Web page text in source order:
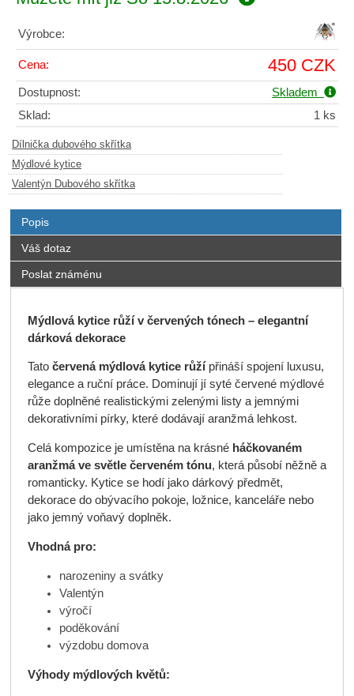
Výrobce:
Cena: 450 CZK
Dostupnost:
Skladem
Sklad:
1 ks
Dílnička dubového skřítka
Mýdlové kytice
Valentýn Dubového skřítka
Popis
Váš dotaz
Poslat známénu
Mýdlová kytice růží v červených tónech – elegantní
dárková dekorace
Tato červená mýdlová kytice růžípřináší spojení luxusu,
elegance a ruční práce. Dominují jí syté červené mýdlové
růže doplněné realistickými zelenými listy a jemnými
dekorativními pírky, které dodávají aranžmá lehkost.
Celá kompozice je umístěna na krásné háčkovaném
aranžmá ve světle červeném tónu, která působí něžně a
romanticky. Kytice se hodí jako dárkový předmět,
dekorace do obývacího pokoje, ložnice, kanceláře nebo
jako jemný voňavý doplněk.
Vhodná pro:
narozeniny a svátky
Valentýn
výročí
poděkování
výzdobu domova
Výhody mýdlových květů: